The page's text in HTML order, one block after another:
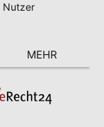
Nutzer
MEHR